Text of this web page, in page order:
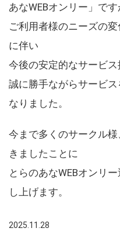
あなWEBオンリー」です
ご利用者様のニーズの
に伴い
今後の安定的なサービ
誠に勝手ながらサービ
なりました。
今まで多くのサークル
きましたことに
とらのあなWEBオンリ
し上げます。
2025.11.28